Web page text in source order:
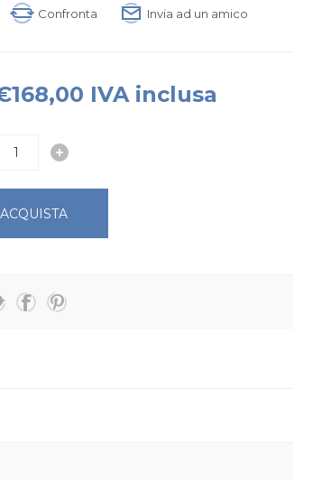
Confronta Invia ad un amico
IVA inclusa
ACQUISTA